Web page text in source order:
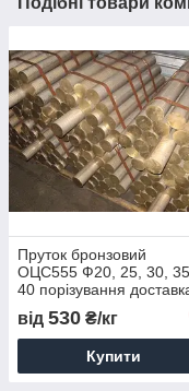
Пруток бронзовий
ОЦС555 Ф20, 25, 30,
40 порізування
купити ціна
від 530 ₴/кг
Купити